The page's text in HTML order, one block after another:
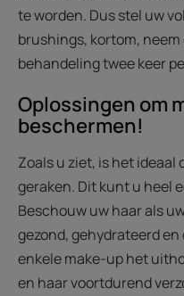
te worden. Dus stel uw
brushings, kortom, neem
behandeling twee keer
Oplossingen om
beschermen!
Zoals u ziet, is het
geraken. Dit kunt u heel
Beschouw uw haar als
gezond, gehydrateerd
enkele make-up het
en haar voortdurend